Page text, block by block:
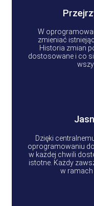
W
zmieniać
Historia zmian
dostosowane i co
Dzięki
oprogramowaniu
w każdej chwili
istotne. Każdy
w ramach